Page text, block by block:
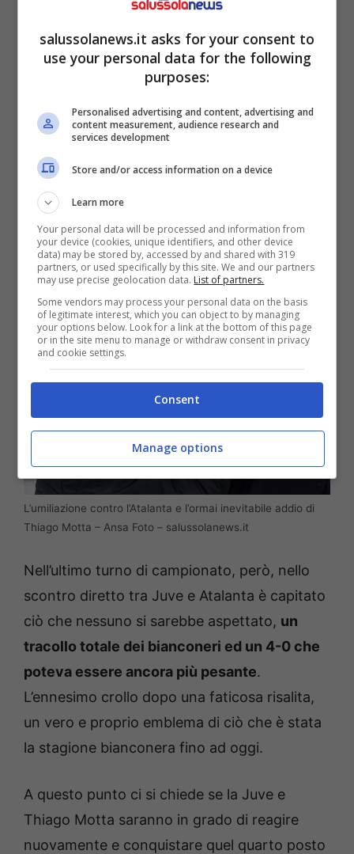
allenatore e società che nemmeno gli ottimi
risultati ottenuti in campionato poteva
sanare. Già in quel momento è stato chiaro
che le strade si sarebbero separate in estate,
ma la vicinanza alle prime in classifica e il
sogno scudetto – più di matrice mediatica
che realmente percepito nel mondo
bianconero – avevano per un attimo gettato
acqua sul fuoco.
L’umiliazione contro l’Atalanta e l’ormai inevitabile addio di
Thiago Motta – Ansa Foto – salussolanews.it
Nell’ultimo turno di campionato, però, nello
scontro diretto tra Juve e Atalanta è capitato
ciò che nessuno si sarebbe aspettato, un
tracollo totale dei bianconeri ed un 4-0 che
poteva essere ancora più pesante.
L’ennesimo crollo dopo una faticosa risalita,
un vero e proprio emblema di ciò che è stata
la stagione bianconera fino ad oggi.
A questo punto ci si chiede se la Juve e
Thiago Motta saranno in grado di reagire
nuovamente e conquistare quel quarto posto
salussolanews.it asks for your consent to
use your personal data for the following
purposes:
Personalised advertising and content, advertising and
content measurement, audience research and
services development
Store and/or access information on a device
Learn more
Your personal data will be processed and information from
your device (cookies, unique identifiers, and other device
data) may be stored by, accessed by and shared with 319
partners, or used specifically by this site. We and our partners
may use precise geolocation data. List of partners.
Some vendors may process your personal data on the basis
of legitimate interest, which you can object to by managing
your options below. Look for a link at the bottom of this page
or in the site menu to manage or withdraw consent in privacy
and cookie settings.
Consent
Manage options